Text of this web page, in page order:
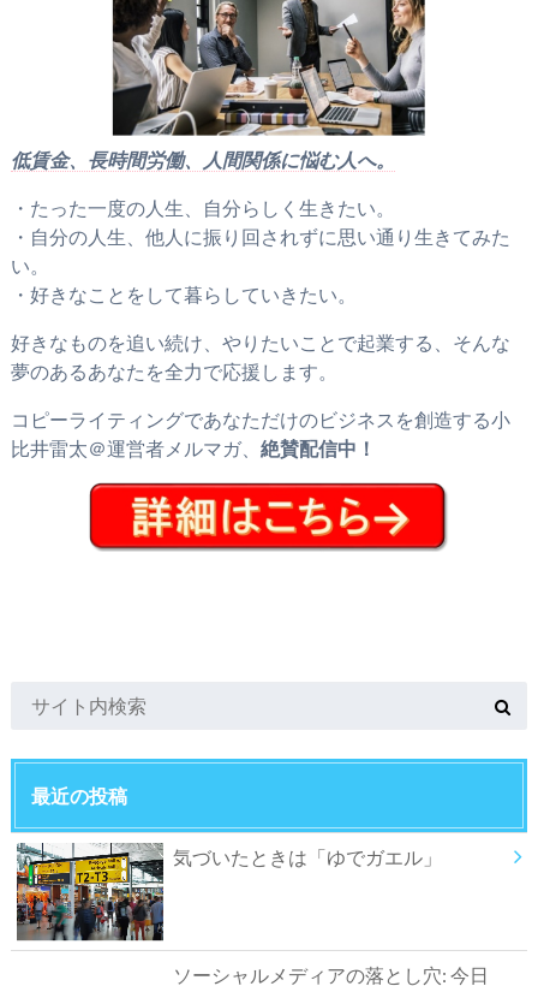
低賃金、長時間労働、人間関係に悩む人へ。
・たった一度の人生、自分らしく生きたい。
・自分の人生、他人に振り回されずに思い通り生きてみた
い。
・好きなことをして暮らしていきたい。
好きなものを追い続け、やりたいことで起業する、そんな
夢のあるあなたを全力で応援します。
コピーライティングであなただけのビジネスを創造する小
比井雷太＠運営者メルマガ、 絶賛配信中！
最近の投稿
気づいたときは「ゆでガエル」
ソーシャルメディアの落とし穴: 今日